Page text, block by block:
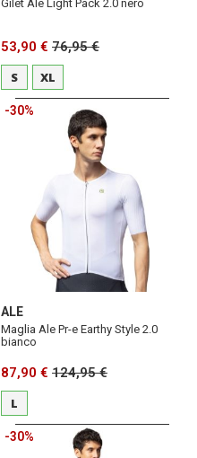
Gilet Ale Light Pack 2.0 nero
53,90 € 76,95 €
S
XL
-30%
ALE
Maglia Ale Pr-e Earthy Style 2.0
bianco
87,90 € 124,95 €
L
-30%